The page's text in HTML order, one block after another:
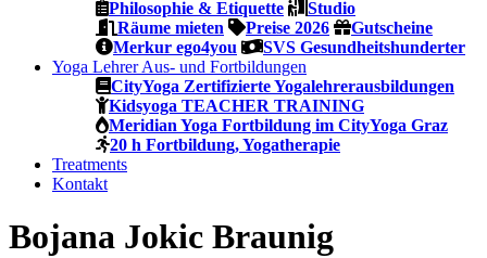
Philosophie & Etiquette
Studio
Räume mieten
Preise 2026
Gutscheine
Merkur ego4you
SVS Gesundheitshunderter
Yoga Lehrer Aus- und Fortbildungen
CityYoga Zertifizierte Yogalehrerausbildungen
Kidsyoga TEACHER TRAINING
Meridian Yoga Fortbildung im CityYoga Graz
20 h Fortbildung, Yogatherapie
Treatments
Kontakt
Bojana Jokic Braunig